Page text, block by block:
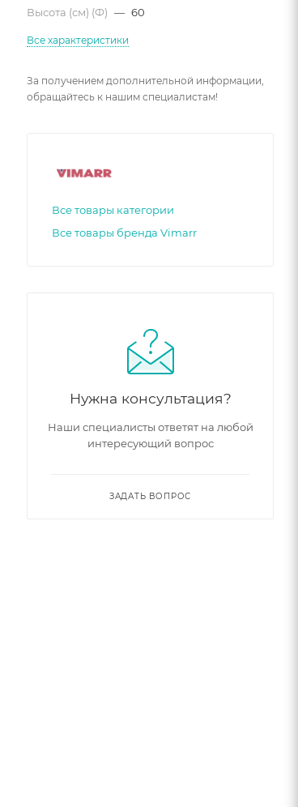
Высота (см) (Ф) — 60
Все характеристики
За получением дополнительной информации,
обращайтесь к нашим специалистам!
Все товары категории
Все товары бренда Vimarr
Нужна консультация?
Наши специалисты ответят на любой
интересующий вопрос
ЗАДАТЬ ВОПРОС